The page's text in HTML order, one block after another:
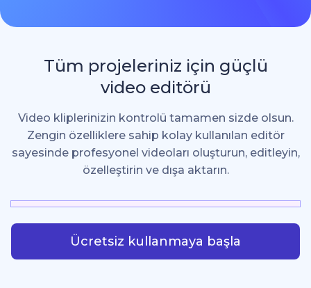
Tüm projeleriniz için güçlü
video editörü
Video kliplerinizin kontrolü tamamen sizde olsun.
Zengin özelliklere sahip kolay kullanılan editör
sayesinde profesyonel videoları oluşturun, editleyin,
özelleştirin ve dışa aktarın.
Ücretsiz kullanmaya başla